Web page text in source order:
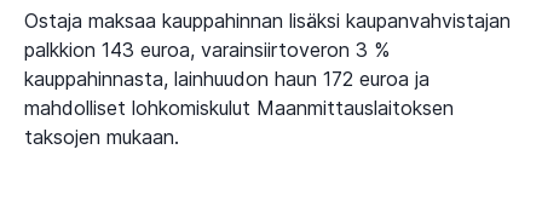
Ostaja maksaa kauppahinnan lisäksi kaupanvahvistajan
palkkion 143 euroa, varainsiirtoveron 3 %
kauppahinnasta, lainhuudon haun 172 euroa ja
mahdolliset lohkomiskulut Maanmittauslaitoksen
taksojen mukaan.